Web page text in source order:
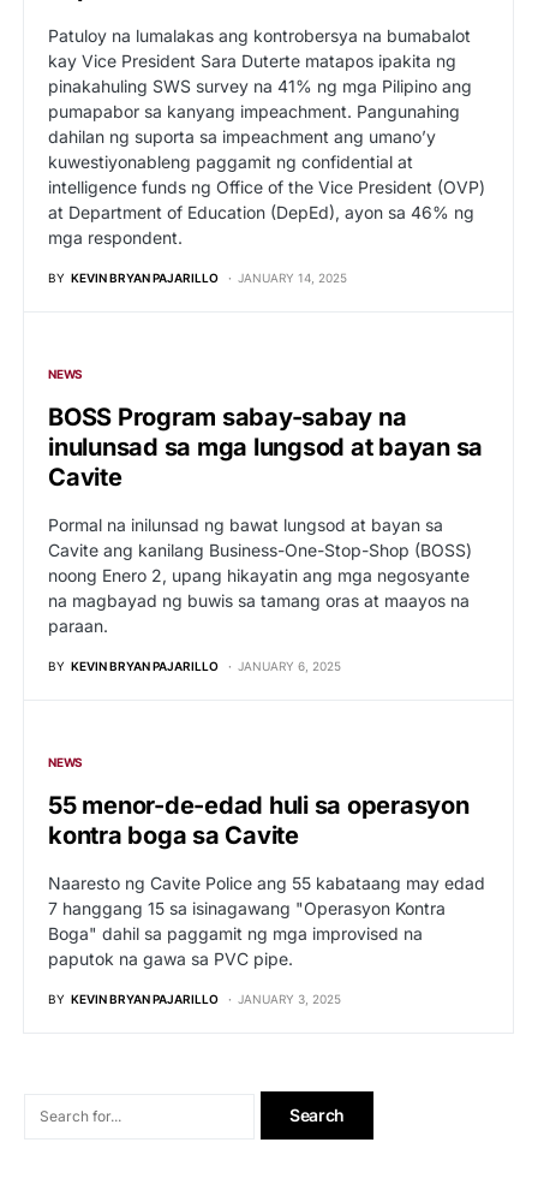
Patuloy na lumalakas ang kontrobersya na bumabalot
kay Vice President Sara Duterte matapos ipakita ng
pinakahuling SWS survey na 41% ng mga Pilipino ang
pumapabor sa kanyang impeachment. Pangunahing
dahilan ng suporta sa impeachment ang umano’y
kuwestiyonableng paggamit ng confidential at
intelligence funds ng Office of the Vice President (OVP)
at Department of Education (DepEd), ayon sa 46% ng
mga respondent.
BY KEVIN BRYAN PAJARILLO JANUARY 14, 2025
NEWS
BOSS Program sabay-sabay na
inulunsad sa mga lungsod at bayan sa
Cavite
Pormal na inilunsad ng bawat lungsod at bayan sa
Cavite ang kanilang Business-One-Stop-Shop (BOSS)
noong Enero 2, upang hikayatin ang mga negosyante
na magbayad ng buwis sa tamang oras at maayos na
paraan.
BY KEVIN BRYAN PAJARILLO JANUARY 6, 2025
NEWS
55 menor-de-edad huli sa operasyon
kontra boga sa Cavite
Naaresto ng Cavite Police ang 55 kabataang may edad
7 hanggang 15 sa isinagawang "Operasyon Kontra
Boga" dahil sa paggamit ng mga improvised na
paputok na gawa sa PVC pipe.
BY KEVIN BRYAN PAJARILLO JANUARY 3, 2025